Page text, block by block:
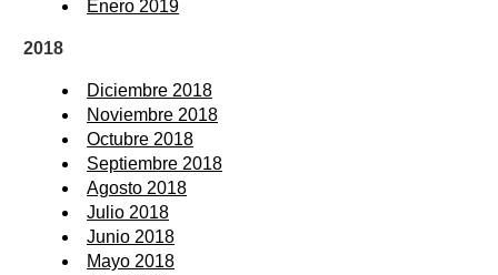
Enero 2019
2018
Diciembre 2018
Noviembre 2018
Octubre 2018
Septiembre 2018
Agosto 2018
Julio 2018
Junio 2018
Mayo 2018